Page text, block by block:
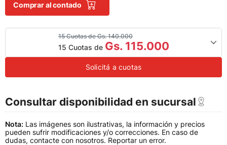
Comprar al contado
15 Cuotas de Gs. 140.000
15 Cuotas de Gs. 115.000
Solicitá a cuotas
Consultar disponibilidad en sucursal
Nota: Las imágenes son ilustrativas, la información y precios
pueden sufrir modificaciones y/o correcciones. En caso de
dudas, contacte con nosotros. Reportar un error.